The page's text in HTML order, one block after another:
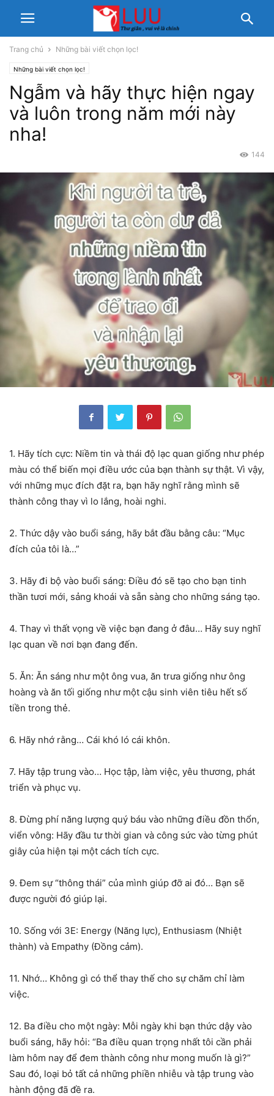
Trang chủ Những bài viết chọn lọc!
Những bài viết chọn lọc!
Ngẫm và hãy thực hiện ngay
và luôn trong năm mới này
nha!
144
1. Hãy tích cực: Niềm tin và thái độ lạc quan giống như phép
màu có thể biến mọi điều ước của bạn thành sự thật. Vì vậy,
với những mục đích đặt ra, bạn hãy nghĩ rằng mình sẽ
thành công thay vì lo lắng, hoài nghi.
2. Thức dậy vào buổi sáng, hãy bắt đầu bằng câu: “Mục
đích của tôi là…”
3. Hãy đi bộ vào buổi sáng: Điều đó sẽ tạo cho bạn tinh
thần tươi mới, sảng khoái và sẵn sàng cho những sáng tạo.
4. Thay vì thất vọng về việc bạn đang ở đâu… Hãy suy nghĩ
lạc quan về nơi bạn đang đến.
5. Ăn: Ăn sáng như một ông vua, ăn trưa giống như ông
hoàng và ăn tối giống như một cậu sinh viên tiêu hết số
tiền trong thẻ.
6. Hãy nhớ rằng… Cái khó ló cái khôn.
7. Hãy tập trung vào… Học tập, làm việc, yêu thương, phát
triển và phục vụ.
8. Đừng phí năng lượng quý báu vào những điều đồn thổn,
viển vông: Hãy đầu tư thời gian và công sức vào từng phút
giây của hiện tại một cách tích cực.
9. Đem sự “thông thái” của mình giúp đỡ ai đó… Bạn sẽ
được người đó giúp lại.
10. Sống với 3E: Energy (Năng lực), Enthusiasm (Nhiệt
thành) và Empathy (Đồng cảm).
11. Nhớ… Không gì có thể thay thế cho sự chăm chỉ làm
việc.
12. Ba điều cho một ngày: Mỗi ngày khi bạn thức dậy vào
buổi sáng, hãy hỏi: “Ba điều quan trọng nhất tôi cần phải
làm hôm nay để đem thành công như mong muốn là gì?”
Sau đó, loại bỏ tất cả những phiền nhiễu và tập trung vào
hành động đã đề ra.